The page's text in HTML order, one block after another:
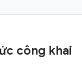
công khai